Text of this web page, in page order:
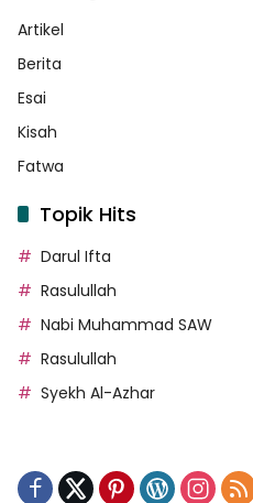
Artikel
Berita
Esai
Kisah
Fatwa
Topik Hits
Darul Ifta
Rasulullah
Nabi Muhammad SAW
Rasulullah
Syekh Al-Azhar